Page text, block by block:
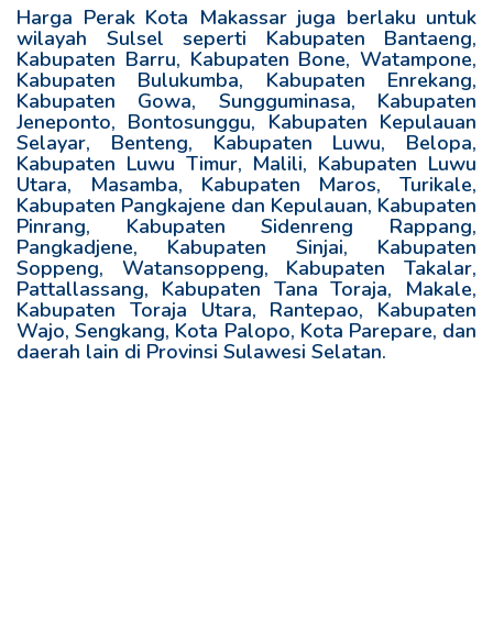
Harga Perak Kota Makassar juga berlaku untuk
wilayah Sulsel seperti Kabupaten Bantaeng,
Kabupaten Barru, Kabupaten Bone, Watampone,
Kabupaten Bulukumba, Kabupaten Enrekang,
Kabupaten Gowa, Sungguminasa, Kabupaten
Jeneponto, Bontosunggu, Kabupaten Kepulauan
Selayar, Benteng, Kabupaten Luwu, Belopa,
Kabupaten Luwu Timur, Malili, Kabupaten Luwu
Utara, Masamba, Kabupaten Maros, Turikale,
Kabupaten Pangkajene dan Kepulauan, Kabupaten
Pinrang, Kabupaten Sidenreng Rappang,
Pangkadjene, Kabupaten Sinjai, Kabupaten
Soppeng, Watansoppeng, Kabupaten Takalar,
Pattallassang, Kabupaten Tana Toraja, Makale,
Kabupaten Toraja Utara, Rantepao, Kabupaten
Wajo, Sengkang, Kota Palopo, Kota Parepare, dan
daerah lain di Provinsi Sulawesi Selatan.